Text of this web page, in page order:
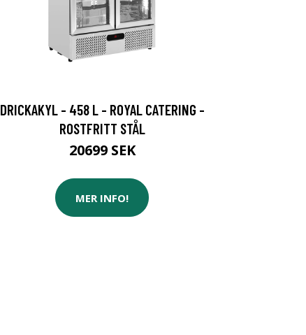
DRICKAKYL - 458 L - ROYAL CATERING -
ROSTFRITT STÅL
20699 SEK
MER INFO!